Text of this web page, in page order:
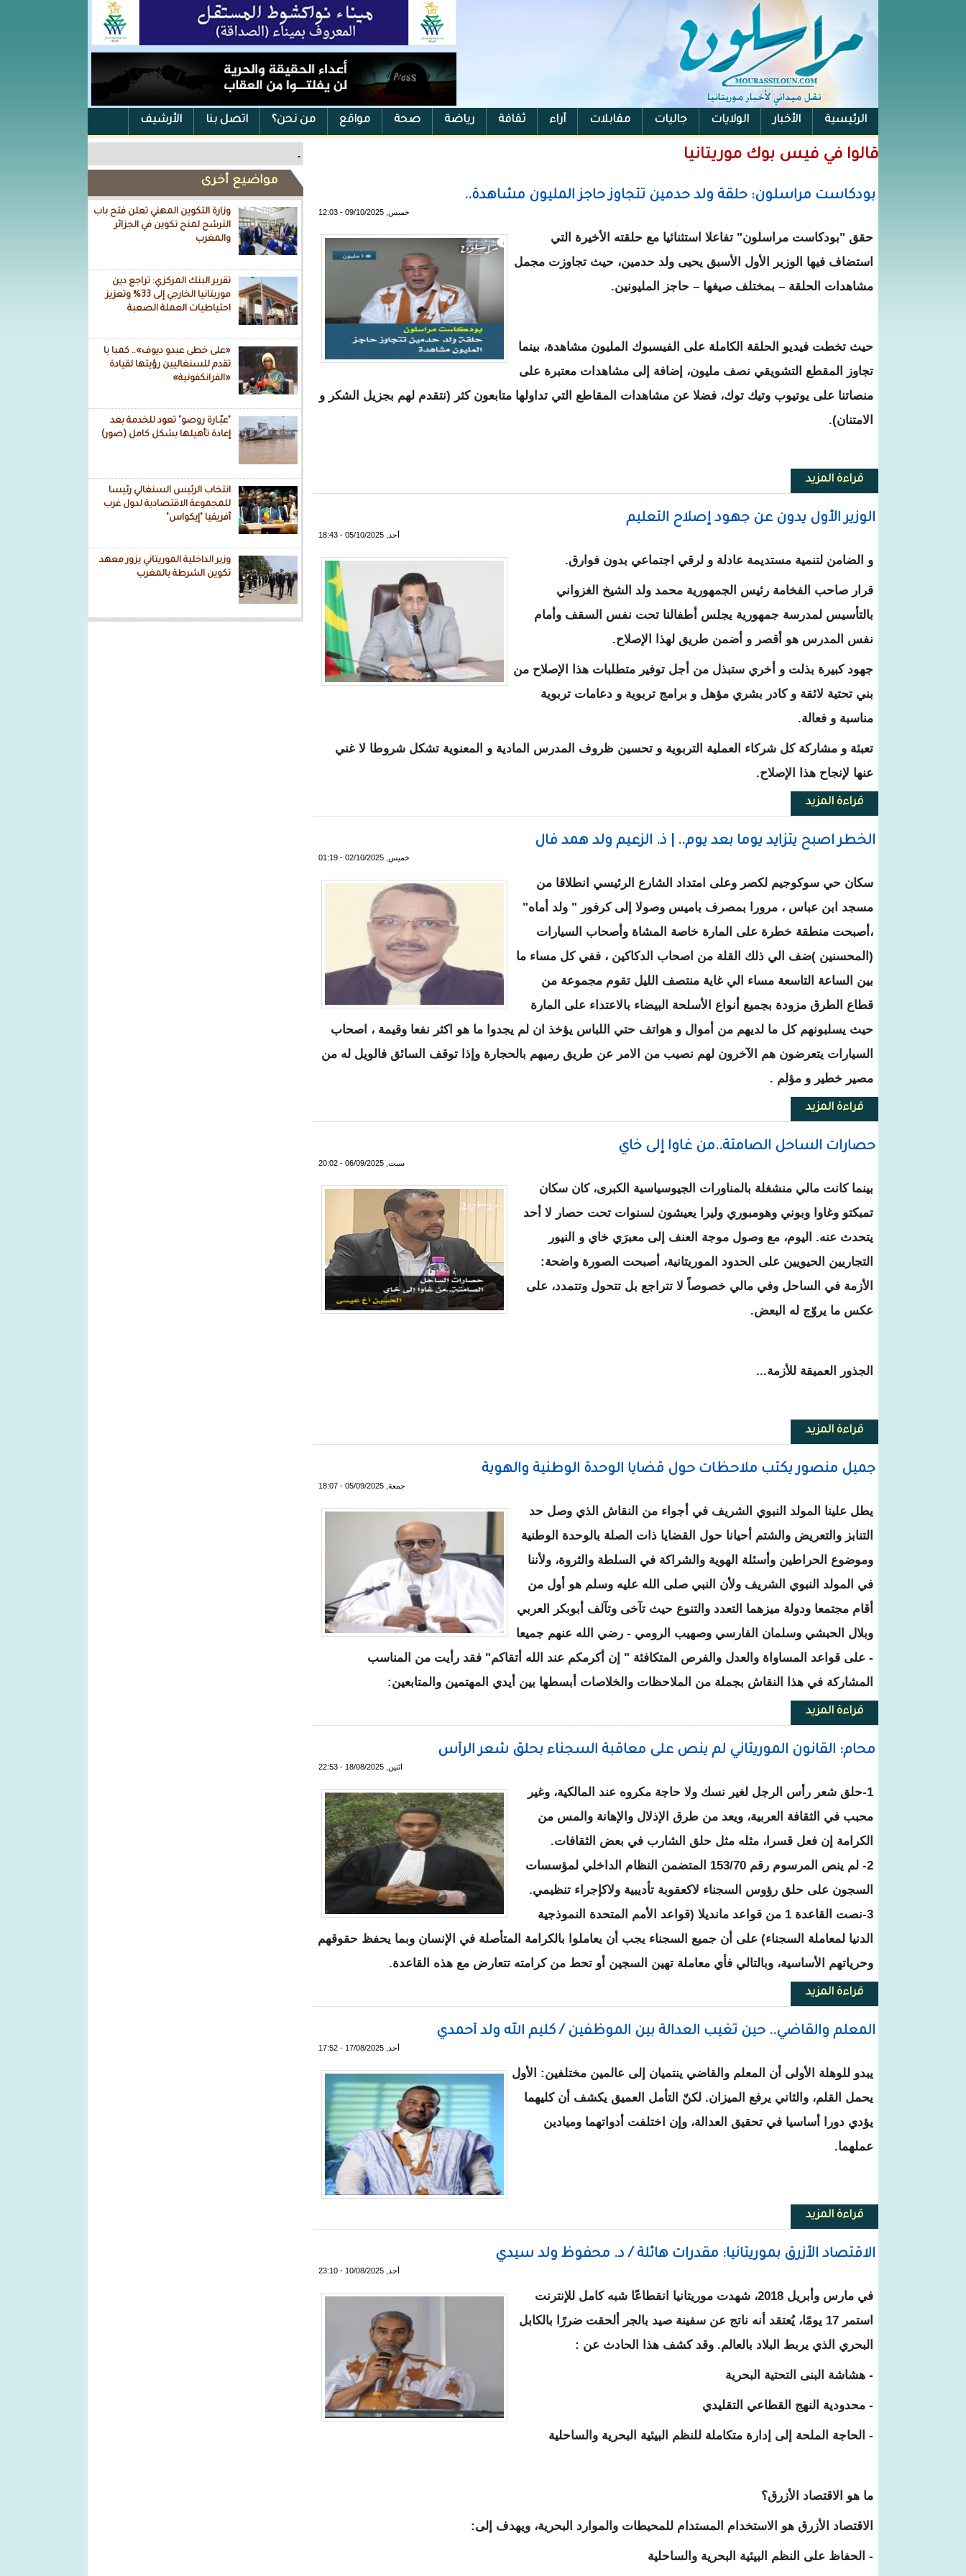
الرئيسية الأخبار الولايات جاليات مقابلات آراء ثقافة رياضة صحة مواقع من نحن؟ اتصل بنا الأرشيف
الفيس بوك .
مواضيع أخرى
وزارة التكوين المهني تعلن فتح باب
الترشح لمنح تكوين في الجزائر
والمغرب
تقرير البنك المركزي: تراجع دين
موريتانيا الخارجي إلى 33% وتعزيز
احتياطيات العملة الصعبة
«على خطى عبدو ديوف».. كمبا با
تقدم للسنغاليين رؤيتها لقيادة
«الفرانكفونية»
"عبّـارة روصو" تعود للخدمة بعد
إعادة تأهيلها بشكل كامل (صور)
انتخاب الرئيس السنغالي رئيسا
للمجموعة الاقتصادية لدول غرب
أفريقيا "إيكواس"
وزير الداخلية الموريتاني يزور معهد
تكوين الشرطة بالمغرب
قالوا في فيس بوك موريتانيا
بودكاست مراسلون: حلقة ولد حدمين تتجاوز حاجز المليون مشاهدة..
خميس, 09/10/2025 - 12:03
حقق "بودكاست مراسلون" تفاعلا استثنائيا مع حلقته الأخيرة التي
استضاف فيها الوزير الأول الأسبق يحيى ولد حدمين، حيث تجاوزت مجمل
مشاهدات الحلقة – بمختلف صيغها – حاجز المليونين.
حيث تخطت فيديو الحلقة الكاملة على الفيسبوك المليون مشاهدة، بينما
تجاوز المقطع التشويقي نصف مليون، إضافة إلى مشاهدات معتبرة على
منصاتنا على يوتيوب وتيك توك، فضلا عن مشاهدات المقاطع التي تداولها متابعون كثر (نتقدم لهم بجزيل الشكر و
الامتنان).
قراءة المزيدحول بودكاست مراسلون: حلقة ولد حدمين تتجاوز حاجز المليون مشاهدة..
الوزير الأول يدون عن جهود إصلاح التعليم
أحد, 05/10/2025 - 18:43
و الضامن لتنمية مستديمة عادلة و لرقي اجتماعي بدون فوارق.
قرار صاحب الفخامة رئيس الجمهورية محمد ولد الشيخ الغزواني
بالتأسيس لمدرسة جمهورية يجلس أطفالنا تحت نفس السقف وأمام
نفس المدرس هو أقصر و أضمن طريق لهذا الإصلاح.
جهود كبيرة بذلت و أخري ستبذل من أجل توفير متطلبات هذا الإصلاح من
بني تحتية لائقة و كادر بشري مؤهل و برامج تربوية و دعامات تربوية
مناسبة و فعالة.
تعبئة و مشاركة كل شركاء العملية التربوية و تحسين ظروف المدرس المادية و المعنوية تشكل شروطا لا غني
عنها لإنجاح هذا الإصلاح.
قراءة المزيدحول الوزير الأول يدون عن جهود إصلاح التعليم
الخطر اصبح يتزايد يوما بعد يوم.. | ذ. الزعيم ولد همد فال
خميس, 02/10/2025 - 01:19
سكان حي سوكوجيم لكصر وعلى امتداد الشارع الرئيسي انطلاقا من
مسجد ابن عباس ، مرورا بمصرف باميس وصولا إلى كرفور " ولد أماه"
،أصبحت منطقة خطرة على المارة خاصة المشاة وأصحاب السيارات
(المحسنين )ضف الي ذلك القلة من اصحاب الدكاكين ، ففي كل مساء ما
بين الساعة التاسعة مساء الي غاية منتصف الليل تقوم مجموعة من
قطاع الطرق مزودة بجميع أنواع الأسلحة البيضاء بالاعتداء على المارة
حيث يسلبونهم كل ما لديهم من أموال و هواتف حتي اللباس يؤخذ ان لم يجدوا ما هو اكثر نفعا وقيمة ، اصحاب
السيارات يتعرضون هم الآخرون لهم نصيب من الامر عن طريق رميهم بالحجارة وإذا توقف السائق فالويل له من
مصير خطير و مؤلم .
قراءة المزيدحول الخطر اصبح يتزايد يوما بعد يوم.. | ذ. الزعيم ولد همد فال
حصارات الساحل الصامتة..من غاوا إلى خاي
سبت, 06/09/2025 - 20:02
بينما كانت مالي منشغلة بالمناورات الجيوسياسية الكبرى، كان سكان
تمبكتو وغاوا وبوني وهومبوري وليرا يعيشون لسنوات تحت حصار لا أحد
يتحدث عنه. اليوم، مع وصول موجة العنف إلى معبرَي خاي و النيور
التجاريين الحيويين على الحدود الموريتانية، أصبحت الصورة واضحة:
الأزمة في الساحل وفي مالي خصوصاً لا تتراجع بل تتحول وتتمدد، على
عكس ما يروّج له البعض.
الجذور العميقة للأزمة...
قراءة المزيدحول حصارات الساحل الصامتة..من غاوا إلى خاي
جميل منصور يكتب ملاحظات حول قضايا الوحدة الوطنية والهوية
جمعة, 05/09/2025 - 18:07
يطل علينا المولد النبوي الشريف في أجواء من النقاش الذي وصل حد
التنابز والتعريض والشتم أحيانا حول القضايا ذات الصلة بالوحدة الوطنية
وموضوع الحراطين وأسئلة الهوية والشراكة في السلطة والثروة، ولأننا
في المولد النبوي الشريف ولأن النبي صلى الله عليه وسلم هو أول من
أقام مجتمعا ودولة ميزهما التعدد والتنوع حيث تآخى وتآلف أبوبكر العربي
وبلال الحبشي وسلمان الفارسي وصهيب الرومي - رضي الله عنهم جميعا
- على قواعد المساواة والعدل والفرص المتكافئة " إن أكرمكم عند الله أتقاكم" فقد رأيت من المناسب
المشاركة في هذا النقاش بجملة من الملاحظات والخلاصات أبسطها بين أيدي المهتمين والمتابعين:
قراءة المزيدحول جميل منصور يكتب ملاحظات حول قضايا الوحدة الوطنية والهوية
محام: القانون الموريتاني لم ينص على معاقبة السجناء بحلق شعر الرأس
اثنين, 18/08/2025 - 22:53
1-حلق شعر رأس الرجل لغير نسك ولا حاجة مكروه عند المالكية، وغير
محبب في الثقافة العربية، ويعد من طرق الإذلال والإهانة والمس من
الكرامة إن فعل قسرا، مثله مثل حلق الشارب في بعض الثقافات.
2- لم ينص المرسوم رقم 153/70 المتضمن النظام الداخلي لمؤسسات
السجون على حلق رؤوس السجناء لاكعقوبة تأديبية ولاكإجراء تنظيمي.
3-نصت القاعدة 1 من قواعد مانديلا (قواعد الأمم المتحدة النموذجية
الدنيا لمعاملة السجناء) على أن جميع السجناء يجب أن يعاملوا بالكرامة المتأصلة في الإنسان وبما يحفظ حقوقهم
وحرياتهم الأساسية، وبالتالي فأي معاملة تهين السجين أو تحط من كرامته تتعارض مع هذه القاعدة.
قراءة المزيدحول محام: القانون الموريتاني لم ينص على معاقبة السجناء بحلق شعر الرأس
المعلم والقاضي.. حين تغيب العدالة بين الموظفين / كليم الله ولد أحمدي
أحد, 17/08/2025 - 17:52
يبدو للوهلة الأولى أن المعلم والقاضي ينتميان إلى عالمين مختلفين: الأول
يحمل القلم، والثاني يرفع الميزان. لكنّ التأمل العميق يكشف أن كليهما
يؤدي دورا أساسيا في تحقيق العدالة، وإن اختلفت أدواتهما وميادين
عملهما.
قراءة المزيدحول المعلم والقاضي.. حين تغيب العدالة بين الموظفين / كليم الله ولد أحمدي
الاقتصاد الأزرق بموريتانيا: مقدرات هائلة / د. محفوظ ولد سيدي
أحد, 10/08/2025 - 23:10
في مارس وأبريل 2018، شهدت موريتانيا انقطاعًا شبه كامل للإنترنت
استمر 17 يومًا، يُعتقد أنه ناتج عن سفينة صيد بالجر ألحقت ضررًا بالكابل
البحري الذي يربط البلاد بالعالم. وقد كشف هذا الحادث عن :
- هشاشة البنى التحتية البحرية
- محدودية النهج القطاعي التقليدي
- الحاجة الملحة إلى إدارة متكاملة للنظم البيئية البحرية والساحلية
ما هو الاقتصاد الأزرق؟
الاقتصاد الأزرق هو الاستخدام المستدام للمحيطات والموارد البحرية، ويهدف إلى:
- الحفاظ على النظم البيئية البحرية والساحلية